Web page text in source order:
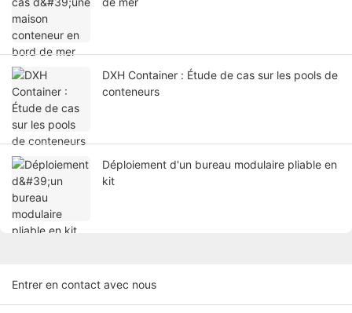
DXH Container : Étude de cas sur les pools de
conteneurs
Déploiement d'un bureau modulaire pliable en
kit
Entrer en contact avec nous